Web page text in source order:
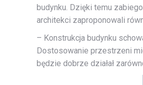
budynku. Dzięki temu
architekci zaproponowali
– Konstrukcja budynku
Dostosowanie przestrzeni
będzie dobrze działał